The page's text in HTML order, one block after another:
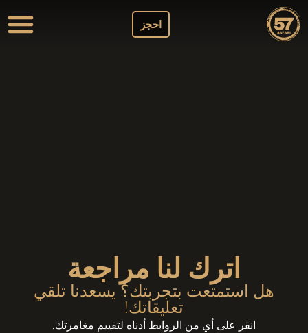
احجز
اترك لنا مراجعة
هل استمتعت بتجربتك؟ يسعدنا تلقي
تعليقاتك!
انقر على أي من الروابط أدناه لتقييم مغامرتك.